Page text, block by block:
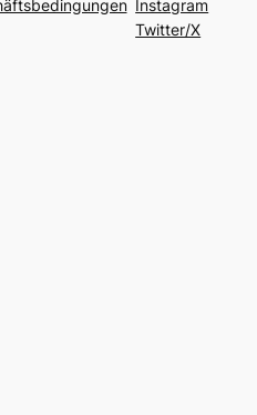
Instagram
Twitter/X